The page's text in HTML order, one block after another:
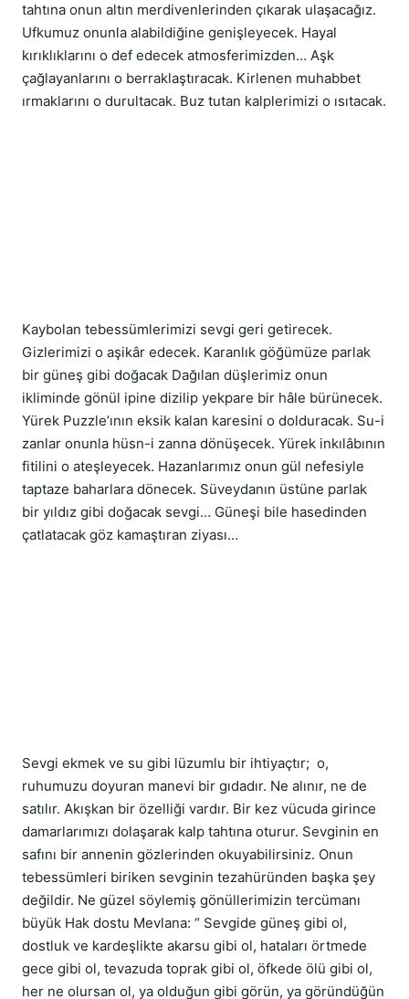
tahtına onun altın merdivenlerinden çıkarak ulaşacağız.
Ufkumuz onunla alabildiğine genişleyecek. Hayal
kırıklıklarını o def edecek atmosferimizden… Aşk
çağlayanlarını o berraklaştıracak. Kirlenen muhabbet
ırmaklarını o durultacak. Buz tutan kalplerimizi o ısıtacak.
Kaybolan tebessümlerimizi sevgi geri getirecek.
Gizlerimizi o aşikâr edecek. Karanlık göğümüze parlak
bir güneş gibi doğacak Dağılan düşlerimiz onun
ikliminde gönül ipine dizilip yekpare bir hâle bürünecek.
Yürek Puzzle’ının eksik kalan karesini o dolduracak. Su-i
zanlar onunla hüsn-i zanna dönüşecek. Yürek inkılâbının
fitilini o ateşleyecek. Hazanlarımız onun gül nefesiyle
taptaze baharlara dönecek. Süveydanın üstüne parlak
bir yıldız gibi doğacak sevgi… Güneşi bile hasedinden
çatlatacak göz kamaştıran ziyası…
Sevgi ekmek ve su gibi lüzumlu bir ihtiyaçtır;  o,
ruhumuzu doyuran manevi bir gıdadır. Ne alınır, ne de
satılır. Akışkan bir özelliği vardır. Bir kez vücuda girince
damarlarımızı dolaşarak kalp tahtına oturur. Sevginin en
safını bir annenin gözlerinden okuyabilirsiniz. Onun
tebessümleri biriken sevginin tezahüründen başka şey
değildir. Ne güzel söylemiş gönüllerimizin tercümanı
büyük Hak dostu Mevlana: “ Sevgide güneş gibi ol,
dostluk ve kardeşlikte akarsu gibi ol, hataları örtmede
gece gibi ol, tevazuda toprak gibi ol, öfkede ölü gibi ol,
her ne olursan ol, ya olduğun gibi görün, ya göründüğün